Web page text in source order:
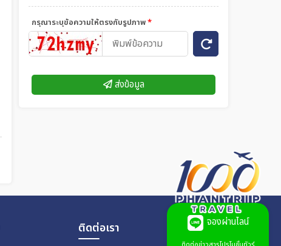
กรุณาระบุข้อความให้ตรงกับรูปภาพ*
ส่งข้อมูล
ติดต่อเรา จองผ่านไลน์